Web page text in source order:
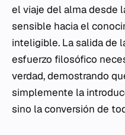
el viaje del alma desde
sensible hacia el
inteligible. La salida de
esfuerzo filosófico
verdad, demostrando
simplemente la
sino la conversión de